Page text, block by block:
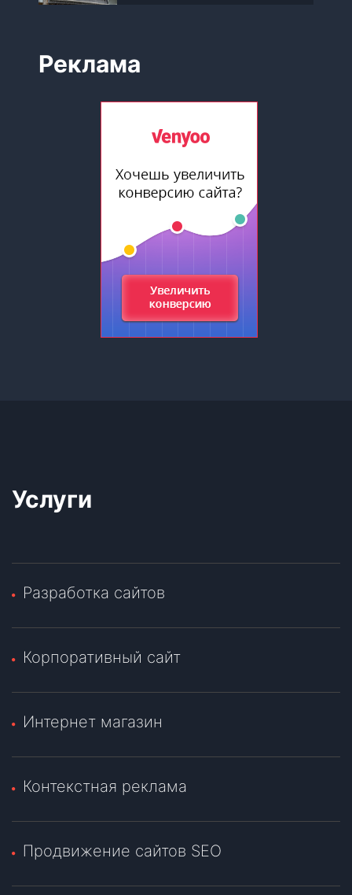
Реклама
Услуги
Разработка сайтов
Корпоративный сайт
Интернет магазин
Контекстная реклама
Продвижение сайтов SEO